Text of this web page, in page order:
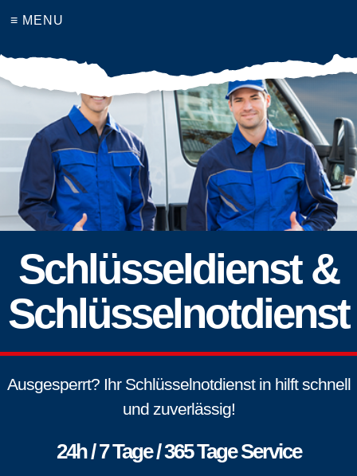
≡ MENU
Schlüsseldienst &
Schlüsselnotdienst
Ausgesperrt? Ihr Schlüsselnotdienst in hilft schnell
und zuverlässig!
24h / 7 Tage / 365 Tage Service